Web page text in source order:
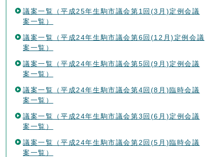
議案一覧（平成25年生駒市議会第1回(3月)定例会議
案一覧）
議案一覧（平成24年生駒市議会第6回(12月)定例会議
案一覧）
議案一覧（平成24年生駒市議会第5回(9月)定例会議
案一覧）
議案一覧（平成24年生駒市議会第4回(8月)臨時会議
案一覧）
議案一覧（平成24年生駒市議会第3回(6月)定例会議
案一覧）
議案一覧（平成24年生駒市議会第2回(5月)臨時会議
案一覧）